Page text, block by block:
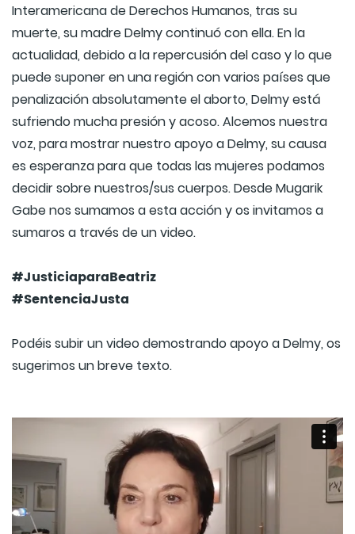
Interamericana de Derechos Humanos, tras su
muerte, su madre Delmy continuó con ella. En la
actualidad, debido a la repercusión del caso y lo que
puede suponer en una región con varios países que
penalización absolutamente el aborto, Delmy está
sufriendo mucha presión y acoso. Alcemos nuestra
voz, para mostrar nuestro apoyo a Delmy, su causa
es esperanza para que todas las mujeres podamos
decidir sobre nuestros/sus cuerpos. Desde Mugarik
Gabe nos sumamos a esta acción y os invitamos a
sumaros a través de un video.
#JusticiaparaBeatriz
#SentenciaJusta
Podéis subir un video demostrando apoyo a Delmy, os
sugerimos un breve texto.